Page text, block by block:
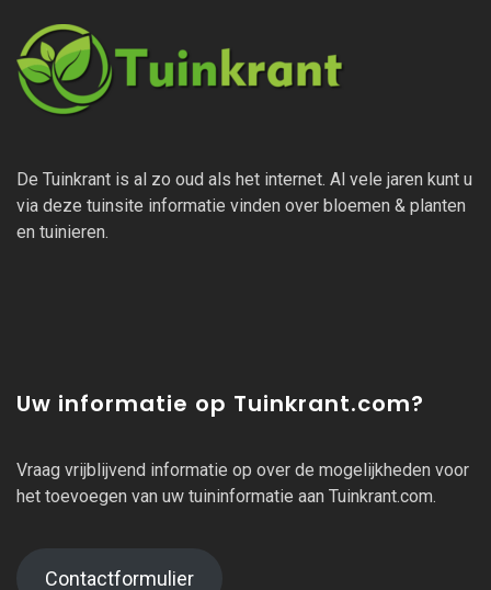
De Tuinkrant is al zo oud als het internet. Al vele jaren kunt u
via deze tuinsite informatie vinden over bloemen & planten
en tuinieren.
Uw informatie op Tuinkrant.com?
Vraag vrijblijvend informatie op over de mogelijkheden voor
het toevoegen van uw tuininformatie aan Tuinkrant.com.
Contactformulier